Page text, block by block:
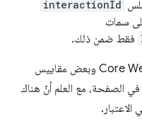
interactionId
سمات
فقط ضمن ذلك.
ستسمح هذه التغييرات بقياس Core Web Vitals وبعض مقاييس
الصفحة، مع العلم أنّ هناك